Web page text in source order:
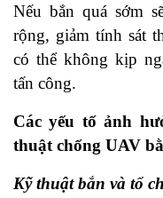
Nếu bắn quá sớm
rộng, giảm tính sát
có thể không kịp
tấn công.
Các yếu tố ảnh
thuật chống UAV
Kỹ thuật bắn và tổ